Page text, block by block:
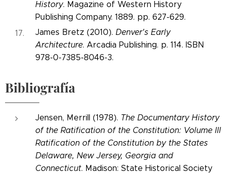
History. Magazine of Western History
Publishing Company. 1889. pp. 627-629.
James Bretz (2010). Denver's Early
Architecture. Arcadia Publishing. p. 114. ISBN
978-0-7385-8046-3.
Bibliografía
Jensen, Merrill (1978). The Documentary History
of the Ratification of the Constitution: Volume III
Ratification of the Constitution by the States
Delaware, New Jersey, Georgia and
Connecticut. Madison: State Historical Society